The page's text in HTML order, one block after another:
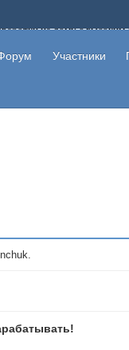
на дому с
другие пользователи не
ссылками и первая
Участники